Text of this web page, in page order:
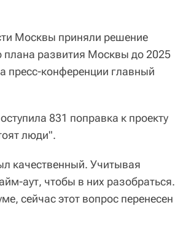
Москвы приняли решение
плана развития Москвы до 2025
пресс-конференции главный
831 поправка к проекту
люди".
качественный. Учитывая
аут, чтобы в них разобраться.
сейчас этот вопрос перенесен